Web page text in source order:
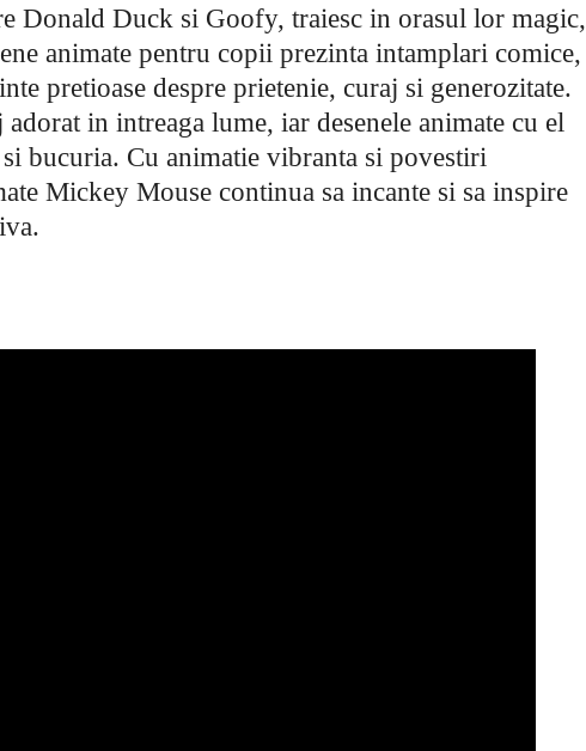
Donald Duck si Goofy, traiesc in orasul lor magic,
animate pentru copii prezinta intamplari comice,
pretioase despre prietenie, curaj si generozitate.
in intreaga lume, iar desenele animate cu el
bucuria. Cu animatie vibranta si povestiri
Mickey Mouse continua sa incante si sa inspire